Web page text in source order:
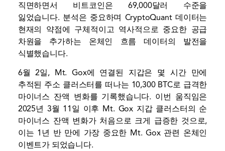
직면하면서 비트코인은 69,000달러 수준을
잃었습니다. 분석은 중요하며 CryptoQuant 데이터는
현재의 약점에 구체적이고 역사적으로 중요한 공급
차원을 추가하는 온체인 흐름 데이터의 발전을
식별했습니다.
6월 2일, Mt. Gox에 연결된 지갑은 몇 시간 만에
추적된 주소 클러스터를 떠나는 10,300 BTC로 급격한
마이너스 잔액 변화를 기록했습니다. 이번 움직임은
2025년 3월 11일 이후 Mt. Gox 지갑 클러스터의 순
마이너스 잔액 변화가 처음으로 크게 급증한 것으로,
이는 1년 반 만에 가장 중요한 Mt. Gox 관련 온체인
이벤트가 되었습니다.